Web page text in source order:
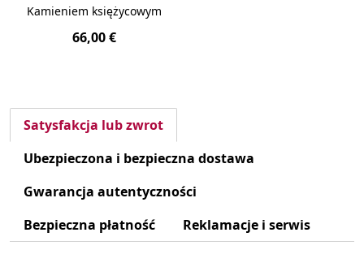
Kamieniem księżycowym
66,00 €
Satysfakcja lub zwrot
Ubezpieczona i bezpieczna dostawa
Gwarancja autentyczności
Bezpieczna płatność
Reklamacje i serwis